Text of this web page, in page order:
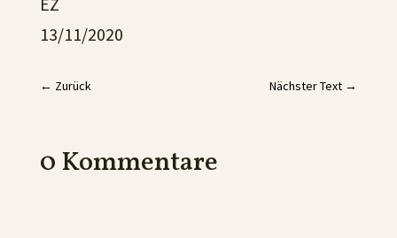
13/11/2020
← Zurück Nächster Text →
0 Kommentare